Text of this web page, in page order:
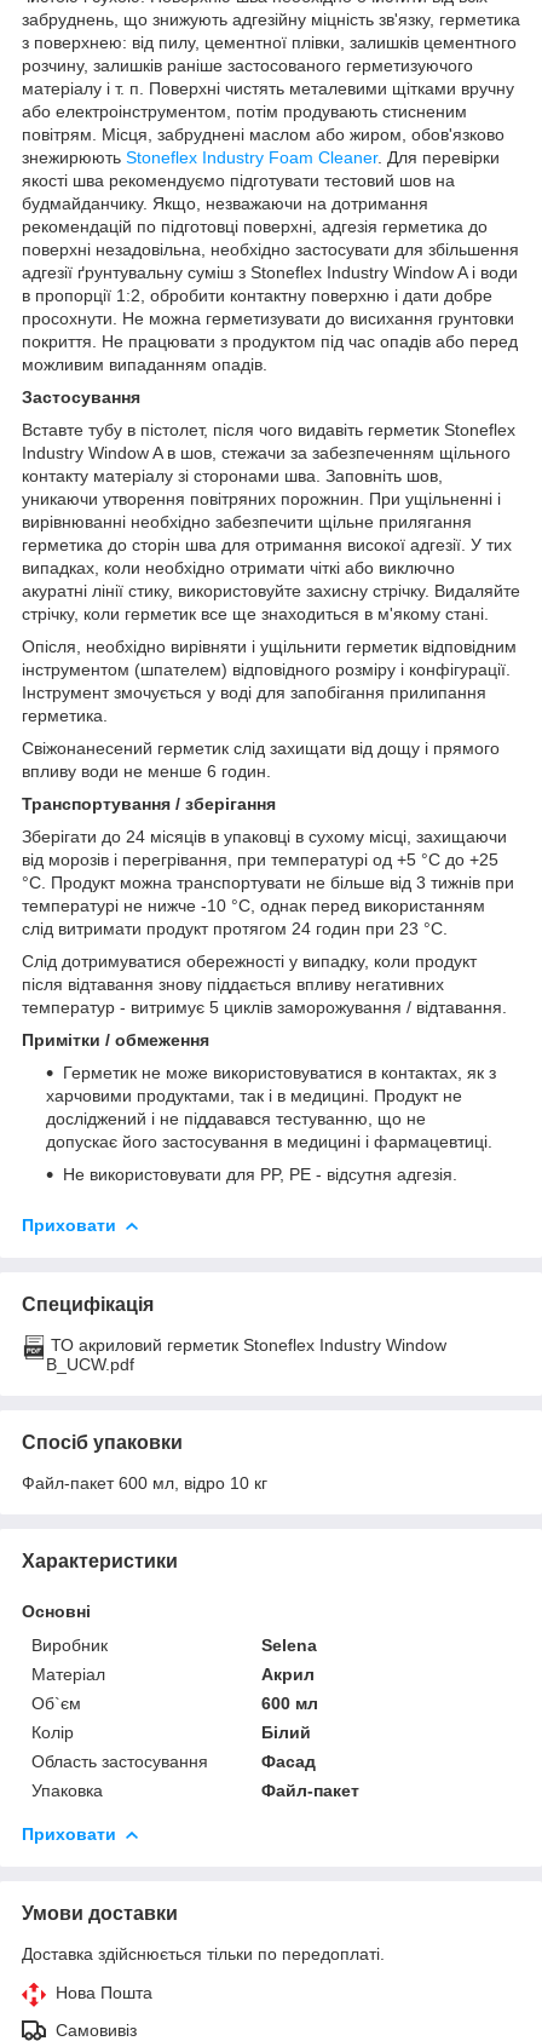
забруднень, що знижують адгезійну міцність зв'язку, герметика
з поверхнею: від пилу, цементної плівки, залишків цементного
розчину, залишків раніше застосованого герметизуючого
матеріалу і т. п. Поверхні чистять металевими щітками вручну
або електроінструментом, потім продувають стисненим
повітрям. Місця, забруднені маслом або жиром, обов'язково
знежирюють Stoneflex Industry Foam Cleaner. Для перевірки
якості шва рекомендуємо підготувати тестовий шов на
будмайданчику. Якщо, незважаючи на дотримання
рекомендацій по підготовці поверхні, адгезія герметика до
поверхні незадовільна, необхідно застосувати для збільшення
адгезії ґрунтувальну суміш з Stoneflex Industry Window A і води
в пропорції 1:2, обробити контактну поверхню і дати добре
просохнути. Не можна герметизувати до висихання грунтовки
покриття. Не працювати з продуктом під час опадів або перед
можливим випаданням опадів.
Застосування
Вставте тубу в пістолет, після чого видавіть герметик Stoneflex
Industry Window A в шов, стежачи за забезпеченням щільного
контакту матеріалу зі сторонами шва. Заповніть шов,
уникаючи утворення повітряних порожнин. При ущільненні і
вирівнюванні необхідно забезпечити щільне прилягання
герметика до сторін шва для отримання високої адгезії. У тих
випадках, коли необхідно отримати чіткі або виключно
акуратні лінії стику, використовуйте захисну стрічку. Видаляйте
стрічку, коли герметик все ще знаходиться в м'якому стані.
Опісля, необхідно вирівняти і ущільнити герметик відповідним
інструментом (шпателем) відповідного розміру і конфігурації.
Інструмент змочується у воді для запобігання прилипання
герметика.
Свіжонанесений герметик слід захищати від дощу і прямого
впливу води не менше 6 годин.
Транспортування / зберігання
Зберігати до 24 місяців в упаковці в сухому місці, захищаючи
від морозів і перегрівання, при температурі од +5 °C до +25
°C. Продукт можна транспортувати не більше від 3 тижнів при
температурі не нижче -10 °С, однак перед використанням
слід витримати продукт протягом 24 годин при 23 °С.
Слід дотримуватися обережності у випадку, коли продукт
після відтавання знову піддається впливу негативних
температур - витримує 5 циклів заморожування / відтавання.
Примітки / обмеження
Герметик не може використовуватися в контактах, як з
харчовими продуктами, так і в медицині. Продукт не
досліджений і не піддавався тестуванню, що не
допускає його застосування в медицині і фармацевтиці.
Не використовувати для PP, PE - відсутня адгезія.
Приховати
Специфікація
ТО акриловий герметик Stoneflex Industry Window
В_UCW.pdf
Спосіб упаковки
Файл-пакет 600 мл, відро 10 кг
Характеристики
Основні
Виробник
Selena
Матеріал
Акрил
Об`єм
600 мл
Колір
Білий
Область застосування
Фасад
Упаковка
Файл-пакет
Приховати
Умови доставки
Доставка здійснюється тільки по передоплаті.
Нова Пошта
Самовивіз